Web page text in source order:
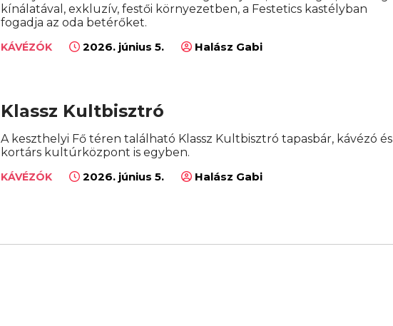
kínálatával, exkluzív, festői környezetben, a Festetics kastélyban
fogadja az oda betérőket.
KÁVÉZÓK 2026. június 5. Halász Gabi
Klassz Kultbisztró
A keszthelyi Fő téren található Klassz Kultbisztró tapasbár, kávézó és
kortárs kultúrközpont is egyben.
KÁVÉZÓK 2026. június 5. Halász Gabi